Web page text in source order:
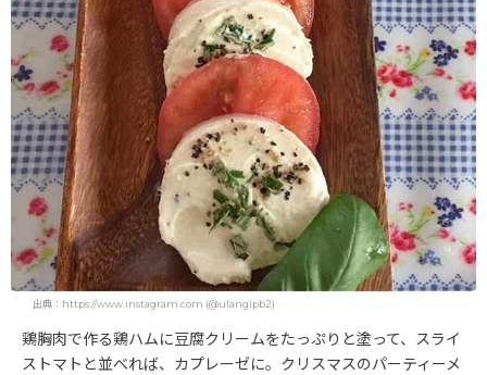
出典：https://www.instagram.com (@ulangipb2)
鶏胸肉で作る鶏ハムに豆腐クリームをたっぷりと塗って、スライ
ストマトと並べれば、カプレーゼに。クリスマスのパーティーメ